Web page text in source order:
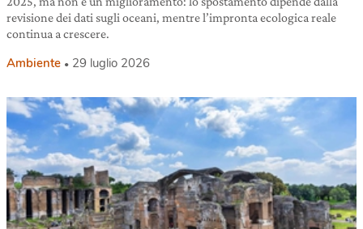
revisione dei dati sugli oceani, mentre l’impronta ecologica reale
continua a crescere.
Ambiente 29 luglio 2026